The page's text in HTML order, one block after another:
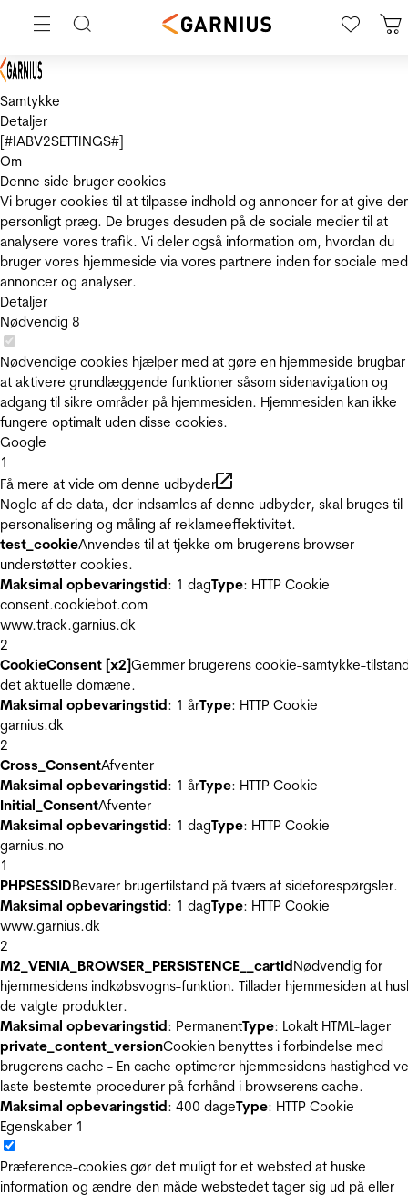
Samtykke
Detaljer
[#IABV2SETTINGS#]
Om
Denne side bruger cookies
Vi bruger cookies til at tilpasse indhold og annoncer for at give
personligt præg. De bruges desuden på de sociale medier til at
analysere vores trafik. Vi deler også information om, hvordan du
bruger vores hjemmeside via vores partnere inden for sociale
annoncer og analyser.
Detaljer
Nødvendig 8
Nødvendige cookies hjælper med at gøre en hjemmeside
at aktivere grundlæggende funktioner såsom sidenavigation og
adgang til sikre områder på hjemmesiden. Hjemmesiden kan ikke
fungere optimalt uden disse cookies.
Google
1
Få mere at vide om denne udbyder
Nogle af de data, der indsamles af denne udbyder, skal bruges til
personalisering og måling af reklameeffektivitet.
test_cookieAnvendes til at tjekke om brugerens browser
understøtter cookies.
Maksimal opbevaringstid: 1 dagType: HTTP Cookie
consent.cookiebot.com
www.track.garnius.dk
2
CookieConsent [x2]Gemmer brugerens cookie-samtykke-
det aktuelle domæne.
Maksimal opbevaringstid: 1 årType: HTTP Cookie
garnius.dk
2
Cross_ConsentAfventer
Maksimal opbevaringstid: 1 årType: HTTP Cookie
Initial_ConsentAfventer
Maksimal opbevaringstid: 1 dagType: HTTP Cookie
garnius.no
1
PHPSESSIDBevarer brugertilstand på tværs af sideforespørgsler.
Maksimal opbevaringstid: 1 dagType: HTTP Cookie
www.garnius.dk
2
M2_VENIA_BROWSER_PERSISTENCE__cartIdNødvendig for
hjemmesidens indkøbsvogns-funktion. Tillader hjemmesiden at
de valgte produkter.
Maksimal opbevaringstid: PermanentType: Lokalt HTML-lager
private_content_versionCookien benyttes i forbindelse med
brugerens cache - En cache optimerer hjemmesidens hastighed
laste bestemte procedurer på forhånd i browserens cache.
Maksimal opbevaringstid: 400 dageType: HTTP Cookie
Egenskaber 1
Præference-cookies gør det muligt for et websted at huske
information og ændre den måde webstedet tager sig ud på eller